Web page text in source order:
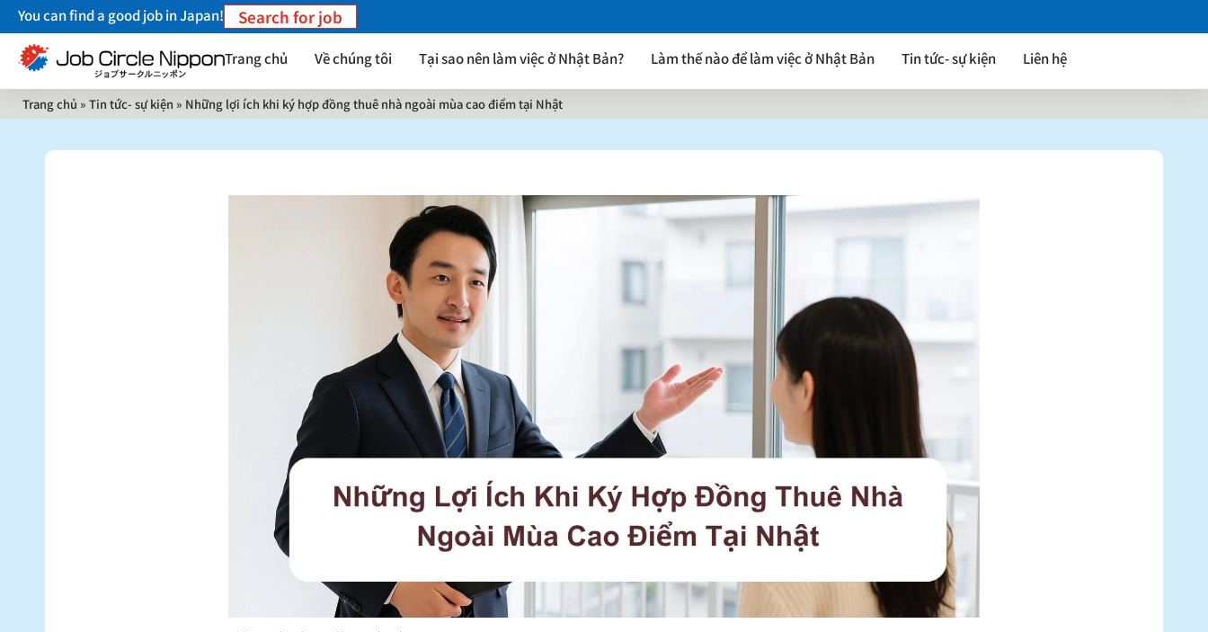
You can find a good job in Japan! Search for job
Trang chủ Về chúng tôi Tại sao nên làm việc ở Nhật Bản? Làm thế nào để làm việc ở Nhật Bản Tin tức- sự kiện Liên hệ
Trang chủ » Tin tức- sự kiện » Những lợi ích khi ký hợp đồng thuê nhà ngoài mùa cao điểm tại Nhật